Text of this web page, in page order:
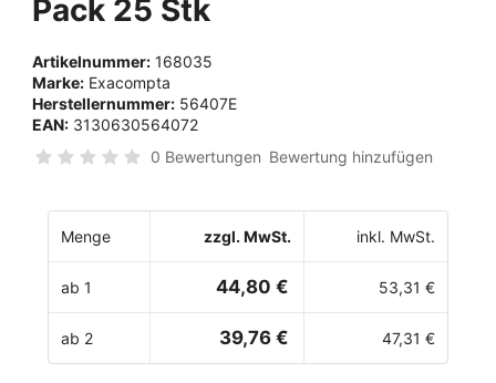
Pack 25 Stk
Artikelnummer: 168035
Marke: Exacompta
Herstellernummer: 56407E
EAN: 3130630564072
0 Bewertungen Bewertung hinzufügen
Menge zzgl. MwSt. inkl. MwSt.
ab 1 44,80 € 53,31 €
ab 2 39,76 € 47,31 €